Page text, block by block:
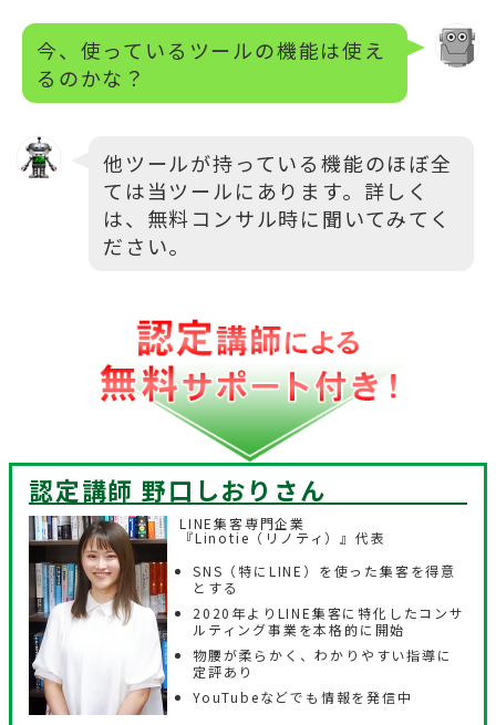
今、使っているツールの機能は使え
るのかな？
他ツールが持っている機能のほぼ全
ては当ツールにあります。詳しく
は、無料コンサル時に聞いてみてく
ださい。
認定講師 野口しおり さん
LINE集客専門企業
『Linotie（リノティ）』代表
SNS（特にLINE）を使った集客を得意
とする
2020年よりLINE集客に特化したコンサ
ルティング事業を本格的に開始
物腰が柔らかく、わかりやすい指導に
定評あり
YouTubeなどでも情報を発信中